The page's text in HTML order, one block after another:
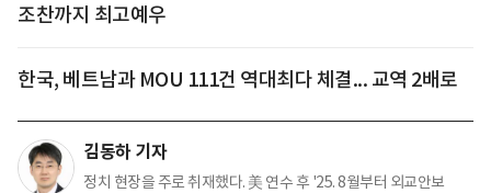
조찬까지 최고예우
한국, 베트남과 MOU 111건 역대최다 체결... 교역 2배로
김동하 기자
정치 현장을 주로 취재했다. 美 연수 후 '25. 8월부터 외교안보